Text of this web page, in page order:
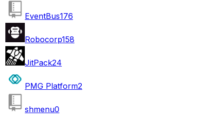
EventBus176
Robocorp158
JitPack24
PMG Platform2
shmenu0